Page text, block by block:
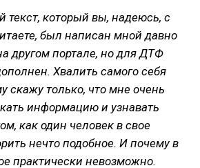
который вы, надеюсь, с
был написан мной давно
другом портале, но для ДТФ
Хвалить самого себя
скажу только, что мне очень
информацию и узнавать
как один человек в свое
нечто подобное. И почему в
практически невозможно.